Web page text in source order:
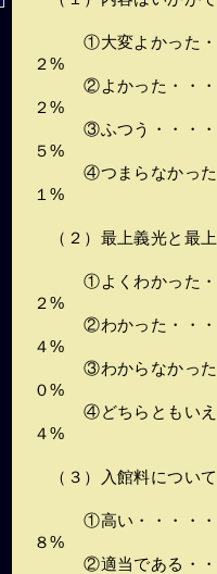
①大変よかった・・
２%
②よかった・・・・
２%
③ふつう・・・・・
５%
④つまらなかった・
１%
（２）最上義光と最
①よくわかった・・
２%
②わかった・・・・
４%
③わからなかった・
０%
④どちらともいえな
４%
（３）入館料について
①高い・・・・・・
８%
②適当である・・・